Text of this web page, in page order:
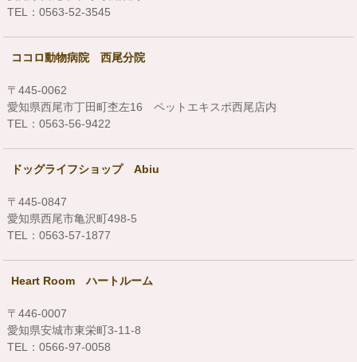
TEL：0563-52-3545
ココロ動物病院 西尾分院
〒445-0062
愛知県西尾市丁田町杢左16 ペットエキスポ西尾店内
TEL：0563-56-9422
ドッグライフショップ Abiu
〒445-0847
愛知県西尾市亀沢町498-5
TEL：0563-57-1877
Heart Room ハートルーム
〒446-0007
愛知県安城市東栄町3-11-8
TEL：0566-97-0058